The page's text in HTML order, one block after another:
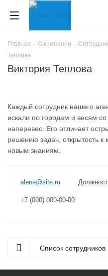
Главная - О компании -
Теплова
Виктория Теплова
Каждый сотрудник нашего
искали по городам и весям
наперевес. Его отличает
решению задач, открытость
новым знаниям.
alena@site.ru
+7 (000) 000-00-00
Список сотрудников